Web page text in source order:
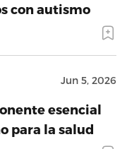
con autismo
Jun 5, 2026
esencial
para la salud